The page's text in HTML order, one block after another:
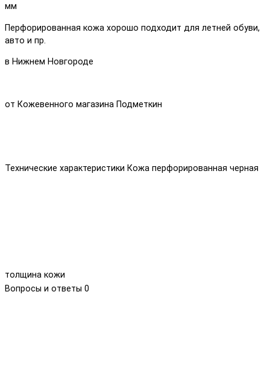
мм
Перфорированная кожа хорошо подходит для летней обуви,
авто и пр.
в Нижнем Новгороде
от Кожевенного магазина Подметкин
Технические характеристики Кожа перфорированная черная
толщина кожи
Вопросы и ответы 0